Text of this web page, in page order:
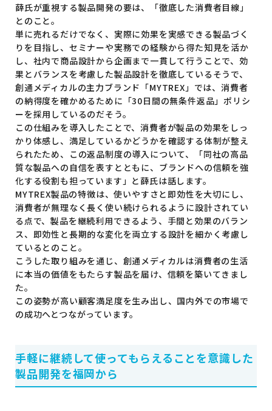
薛氏が重視する製品開発の要は、「徹底した消費者目線」
とのこと。
単に売れるだけでなく、実際に効果を実感できる製品づく
りを目指し、セミナーや実務での経験から得た知見を活か
し、社内で商品設計から企画まで一貫して行うことで、効
果とバランスを考慮した製品設計を徹底しているそうで、
創通メディカルの主力ブランド「MYTREX」では、消費者
の納得度を確かめるために「30日間の無条件返品」ポリシ
ーを採用しているのだそう。
この仕組みを導入したことで、消費者が製品の効果をしっ
かり体感し、満足しているかどうかを確認する体制が整え
られたため、この返品制度の導入について、「同社の高品
質な製品への自信を表すとともに、ブランドへの信頼を強
化する役割も担っています」と薛氏は話します。
MYTREX製品の特徴は、使いやすさと即効性を大切にし、
消費者が無理なく長く使い続けられるように設計されてい
る点で、製品を継続利用できるよう、手間と効果のバラン
ス、即効性と長期的な変化を両立する設計を細かく考慮し
ているとのこと。
こうした取り組みを通じ、創通メディカルは消費者の生活
に本当の価値をもたらす製品を届け、信頼を築いてきまし
た。
この姿勢が高い顧客満足度を生み出し、国内外での市場で
の成功へとつながっています。
手軽に継続して使ってもらえることを意識した
製品開発を福岡から